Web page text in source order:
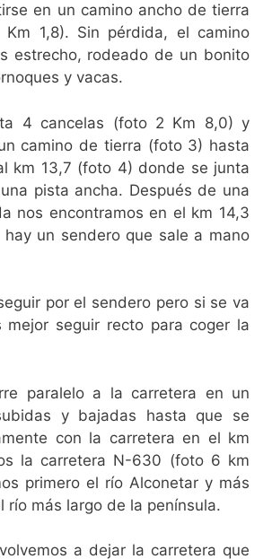
en un camino ancho de tierra
1,8). Sin pérdida, el camino
estrecho, rodeado de un bonito
y vacas.
4 cancelas (foto 2 Km 8,0) y
camino de tierra (foto 3) hasta
km 13,7 (foto 4) donde se junta
pista ancha. Después de una
nos encontramos en el km 14,3
un sendero que sale a mano
por el sendero pero si se va
mejor seguir recto para coger la
paralelo a la carretera en un
y bajadas hasta que se
con la carretera en el km
la carretera N-630 (foto 6 km
primero el río Alconetar y más
río más largo de la península.
a dejar la carretera que